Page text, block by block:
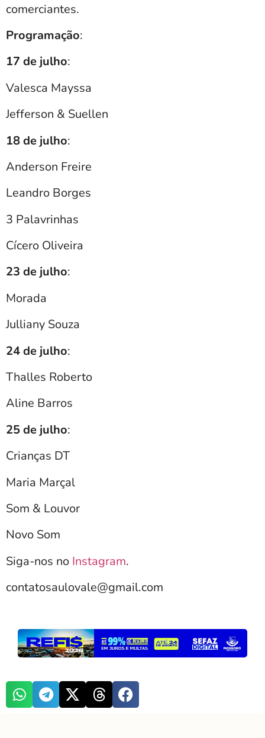
comerciantes.
Programação:
17 de julho:
Valesca Mayssa
Jefferson & Suellen
18 de julho:
Anderson Freire
Leandro Borges
3 Palavrinhas
Cícero Oliveira
23 de julho:
Morada
Julliany Souza
24 de julho:
Thalles Roberto
Aline Barros
25 de julho:
Crianças DT
Maria Marçal
Som & Louvor
Novo Som
Siga-nos no Instagram.
contatosaulovale@gmail.com